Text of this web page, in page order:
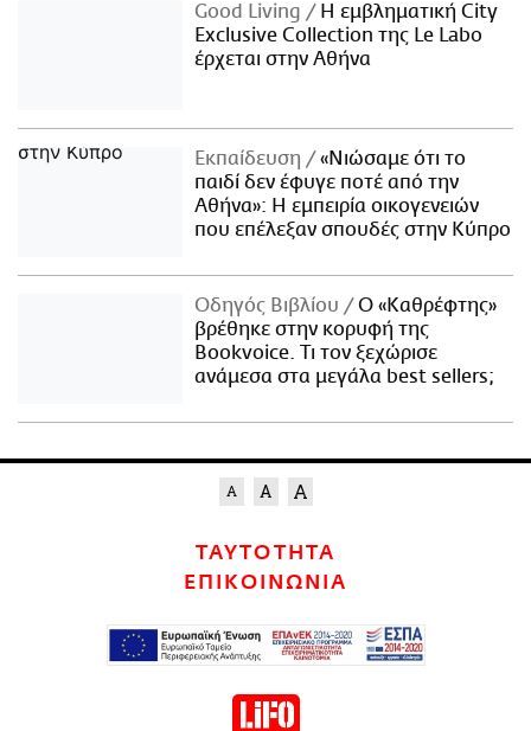
Good Living
Η εμβληματική City
Exclusive Collection της Le Labo
έρχεται στην Αθήνα
Εκπαίδευση
«Νιώσαμε ότι το
παιδί δεν έφυγε ποτέ από την
Αθήνα»: Η εμπειρία οικογενειών
που επέλεξαν σπουδές στην Κύπρο
Οδηγός Βιβλίου
Ο «Καθρέφτης»
βρέθηκε στην κορυφή της
Bookvoice. Τι τον ξεχώρισε
ανάμεσα στα μεγάλα best sellers;
ΤΑΥΤΟΤΗΤΑ
ΕΠΙΚΟΙΝΩΝΙΑ